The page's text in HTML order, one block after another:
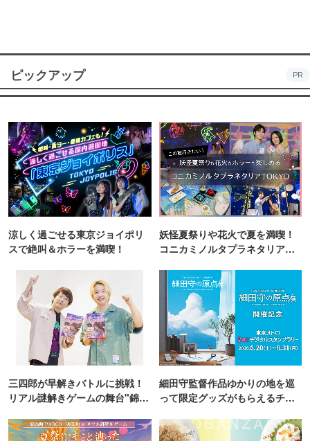
ピックアップ PR
涼しく過ごせる東京ジョイポリ
スで絶叫＆ホラーを満喫！
妖怪夏祭りや花火で夏を満喫！
コニカミノルタプラネタリア
三四郎が早解きバトルに挑戦！
リアル謎解きゲームの舞台"錦糸
細田守監督作品ゆかりの地を巡
って限定グッズがもらえるチャ